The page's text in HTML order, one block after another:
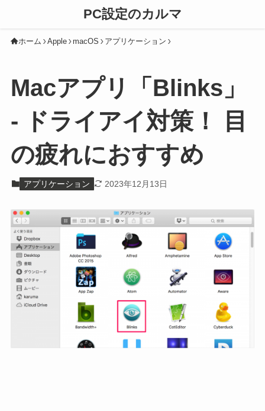
PC設定のカルマ
ホーム Apple macOS アプリケーション
Macアプリ「Blinks」
- ドライアイ対策！ 目
の疲れにおすすめ
アプリケーション 2023年12月13日